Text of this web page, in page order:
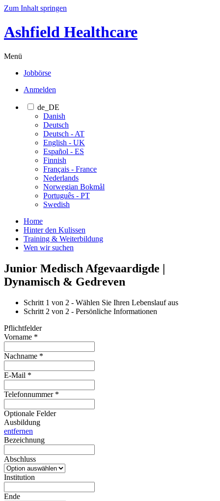
Zum Inhalt springen
Ashfield Healthcare
Menü
Jobbörse
Anmelden
de_DE
Danish
Deutsch
Deutsch - AT
English - UK
Español - ES
Finnish
Français - France
Nederlands
Norwegian Bokmål
Português - PT
Swedish
Home
Hinter den Kulissen
Training & Weiterbildung
Wen wir suchen
Junior Medisch Afgevaardigde |
Dynamisch & Gedreven
Schritt 1 von 2 - Wählen Sie Ihren Lebenslauf aus
Schritt 2 von 2 - Persönliche Informationen
Pflichtfelder
Vorname *
Nachname *
E-Mail *
Telefonnummer*
Optionale Felder
Ausbildung
entfernen
Bezeichnung
Abschluss
Institution
Ende